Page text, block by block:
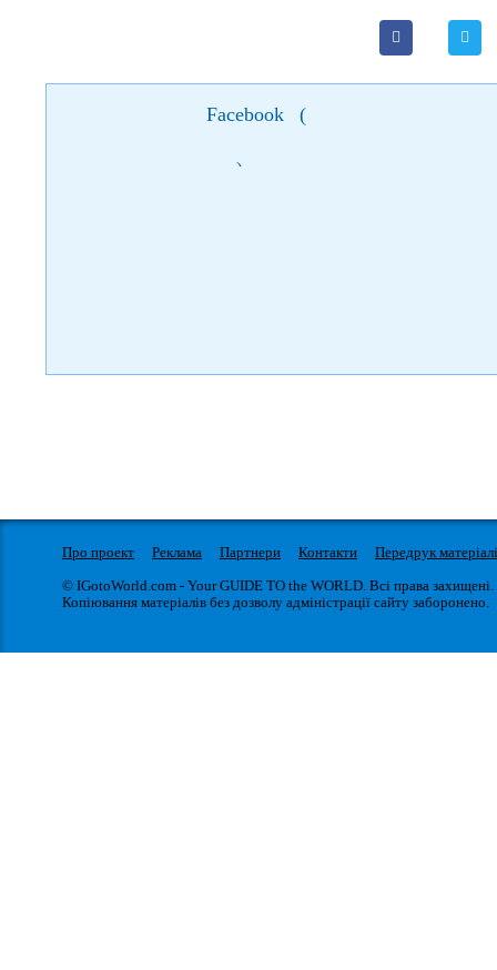
Facebook (
)
Про проект Реклама Партнери Контакти
Передрук
© IGotoWorld.com - Your GUIDE TO the WORLD. Всі права захищені.
Копіювання матеріалів без дозволу адміністрації сайту заборонено.